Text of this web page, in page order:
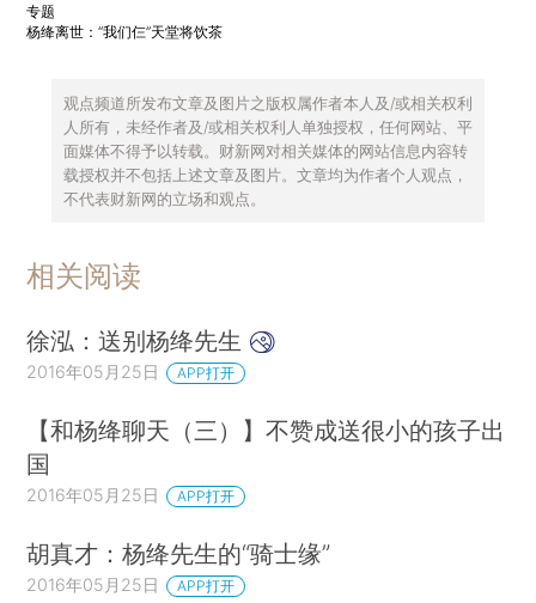
专题
杨绛离世：“我们仨”天堂将饮茶
观点频道所发布文章及图片之版权属作者本人及/或相关权利
人所有，未经作者及/或相关权利人单独授权，任何网站、平
面媒体不得予以转载。财新网对相关媒体的网站信息内容转
载授权并不包括上述文章及图片。文章均为作者个人观点，
不代表财新网的立场和观点。
相关阅读
徐泓：送别杨绛先生
2016年05月25日 APP打开
【和杨绛聊天（三）】不赞成送很小的孩子出
国
2016年05月25日 APP打开
胡真才：杨绛先生的“骑士缘”
2016年05月25日 APP打开